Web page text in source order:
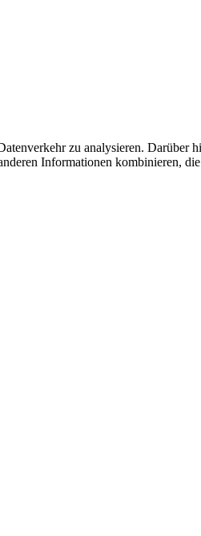
zu analysieren. Darüber
Informationen kombinieren,